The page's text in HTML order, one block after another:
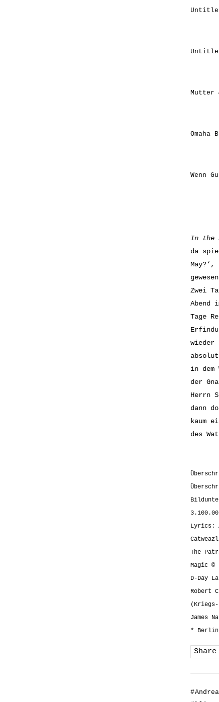
Mutter
Wenn
In the
da
Zwei
Abend
Tage
wieder
in dem
der
Herrn
dann
kaum
des
Lyrics:
The
Magic
D-Day
Robert
James
* Berlin/
Share
#